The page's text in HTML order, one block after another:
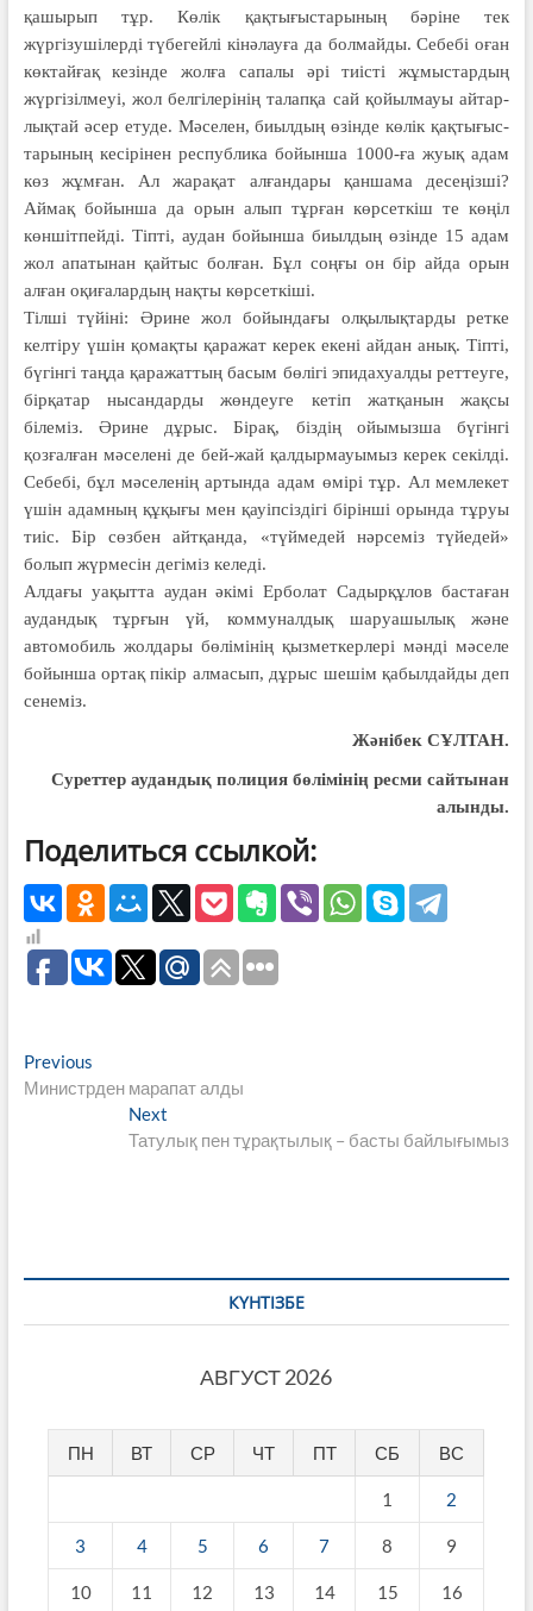
қашырып тұр. Көлік қақтығыстарының бәріне тек
жүргізушілерді түбегейлі кінәлауға да болмайды. Себебі оған
көктайғақ кезінде жолға сапалы әрі тиісті жұмыстардың
жүргізілмеуі, жол белгілерінің талап­қа сай қойыл­мауы айтар­
лықтай әсер етуде. Мәселен, биыл­­дың өзінде кө­лік қақ­тығыс­
тарының кесірі­нен респу­бли­ка бойынша 1000-ға жуық адам
көз жұмған. Ал жарақат алғандары қаншама десеңізші?
Аймақ бойынша да орын алып тұрған көрсеткіш те көңіл
көншітпейді. Тіпті, аудан бойынша биылдың өзінде 15 адам
жол апатынан қайтыс болған. Бұл соңғы он бір айда орын
алған оқиғалардың нақты көрсеткіші.
Тілші түйіні: Әрине жол бойын­­да­­ғы олқылық­тар­ды ретке
келтіру үшін қо­мақты қаражат керек екені айдан анық. Тіпті,
бү­гінгі таң­да қаражаттың басым бөлігі эпидахуал­ды рет­теуге,
бірқатар нысан­дар­ды жөндеуге кетіп жат­қанын жақсы
білеміз. Әрине дұрыс. Бірақ, біздің ойымызша бүгінгі
қозғалған мәселені де бей-жай қалдырмауымыз керек секілді.
Себебі, бұл мәсе­ленің артында адам өмірі тұр. Ал мемлекет
үшін адамның құқығы мен қауіп­сіздігі бірінші орында тұруы
тиіс. Бір сөзбен айтқанда, «түймедей нәрсеміз түйедей»
болып жүрмесін дегіміз келеді.
Ал­да­ғы уақытта ау­дан әкімі Ерболат Садырқұлов баста­ған
аудандық тұрғын үй, коммунал­дық шаруашылық және
автомо­биль жолдары бөлі­мінің қызмет­­керлері мәнді мәсе­ле
бойын­ша ортақ пікір алмасып, дұрыс шешім қабылдайды деп
сенеміз.
Жәнібек СҰЛТАН.
Суреттер аудандық полиция бөлімінің ресми сайтынан
алынды.
Поделиться ссылкой:
Навигация
по
записям
PreviousPrevious
post:
Министрден марапат алды
Next
post:
Татулық пен тұрақтылық – басты байлығымыз
КҮНТІЗБЕ
АВГУСТ 2026
ПН ВТ СР ЧТ ПТ СБ ВС
1 2
3 4 5 6 7 8 9
10 11 12 13 14 15 16